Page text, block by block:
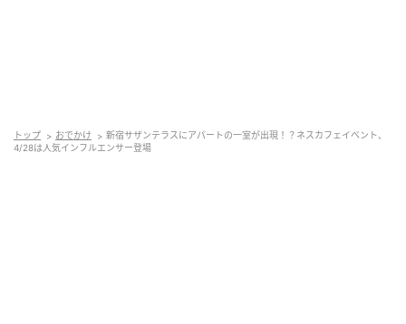
いそうな隣人”をイメージした4人の人気インフルエン
サーが「スペシャル住人」として登場。各部屋のコン
トップ おでかけ
新宿サザンテラスにアパートの一室が出現！？ネスカフェイベント、
4/28は人気インフルエンサー登場